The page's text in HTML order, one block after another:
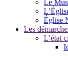
Le
Église
Les
L’état